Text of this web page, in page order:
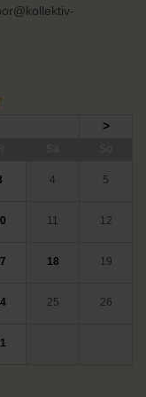
>
4 5
11 12
18 19
25 26